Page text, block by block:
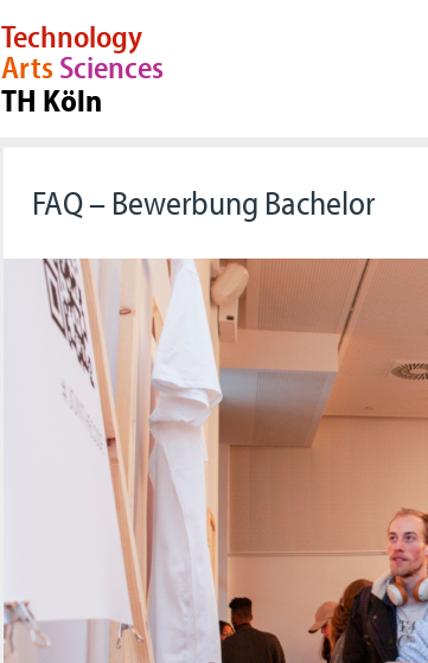
Technology
ArtsSciences
TH Köln
FAQ – Bewerbung Bachelor